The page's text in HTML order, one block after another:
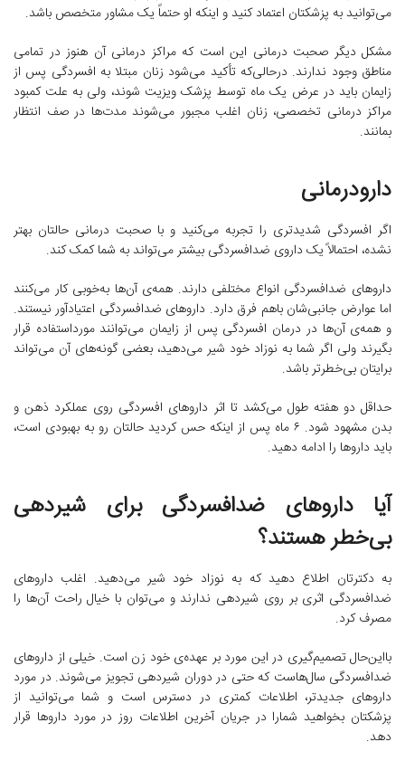
می‌توانید به پزشکتان اعتماد کنید و اینکه او حتماً یک مشاور متخصص باشد.
مشکل دیگر صحبت درمانی این است که مراکز درمانی آن هنوز در تمامی
مناطق وجود ندارند. درحالی‌که تأکید می‌شود زنان مبتلا به افسردگی پس از
زایمان باید در عرض یک ماه توسط پزشک ویزیت شوند، ولی به علت کمبود
مراکز درمانی تخصصی، زنان اغلب مجبور می‌شوند مدت‌ها در صف انتظار
بمانند.
دارودرمانی
اگر افسردگی شدیدتری را تجربه می‌کنید و با صحبت درمانی حالتان بهتر
نشده، احتمالاً یک داروی ضدافسردگی بیشتر می‌تواند به شما کمک کند.
داروهای ضدافسردگی انواع مختلفی دارند. همه‌ی آن‌ها به‌خوبی کار می‌کنند
اما عوارض جانبی‌شان باهم فرق دارد. داروهای ضدافسردگی اعتیادآور نیستند.
و همه‌ی آن‌ها در درمان افسردگی پس از زایمان می‌توانند مورداستفاده قرار
بگیرند ولی اگر شما به نوزاد خود شیر می‌دهید، بعضی گونه‌های آن می‌تواند
برایتان بی‌خطرتر باشد.
حداقل دو هفته طول می‌کشد تا اثر داروهای افسردگی روی عملکرد ذهن و
بدن مشهود شود. ۶ ماه پس‌ از اینکه حس کردید حالتان رو به بهبودی است،
باید داروها را ادامه دهید.
آیا داروهای ضدافسردگی برای شیردهی
بی‌خطر هستند؟
به دکترتان اطلاع دهید که به نوزاد خود شیر می‌دهید. اغلب داروهای
ضدافسردگی اثری بر روی شیردهی ندارند و می‌توان با خیال راحت آن‌ها را
مصرف کرد.
بااین‌حال تصمیم‌گیری در این مورد بر عهده‌ی خود زن است. خیلی از داروهای
ضدافسردگی سال‌هاست که حتی در دوران شیردهی تجویز می‌شوند. در مورد
داروهای جدیدتر، اطلاعات کمتری در دسترس است و شما می‌توانید از
پزشکتان بخواهید شمارا در جریان آخرین اطلاعات روز در مورد داروها قرار
دهد.